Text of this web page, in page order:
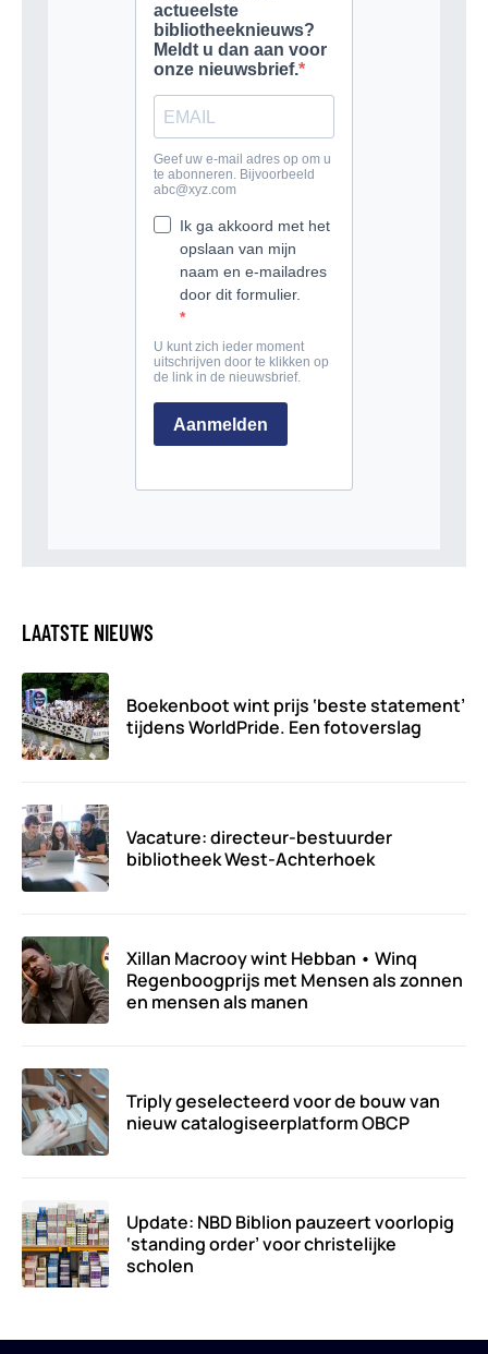
LAATSTE NIEUWS
Boekenboot wint prijs ‘beste statement’
tijdens WorldPride. Een fotoverslag
Vacature: directeur-bestuurder
bibliotheek West-Achterhoek
Xillan Macrooy wint Hebban • Winq
Regenboogprijs met Mensen als zonnen
en mensen als manen
Triply geselecteerd voor de bouw van
nieuw catalogiseerplatform OBCP
Update: NBD Biblion pauzeert voorlopig
‘standing order’ voor christelijke
scholen